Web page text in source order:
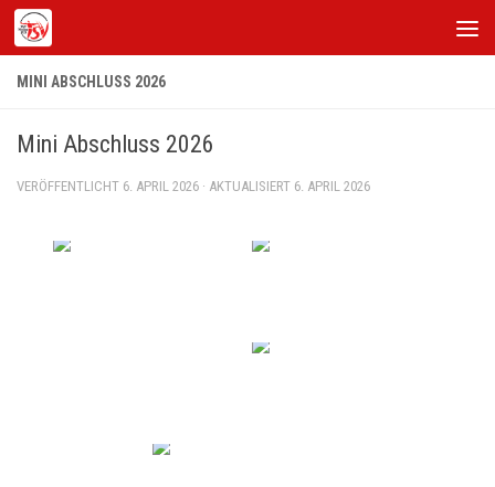
Zum Inhalt springen
MINI ABSCHLUSS 2026
Mini Abschluss 2026
VERÖFFENTLICHT 6. APRIL 2026 · AKTUALISIERT 6. APRIL 2026